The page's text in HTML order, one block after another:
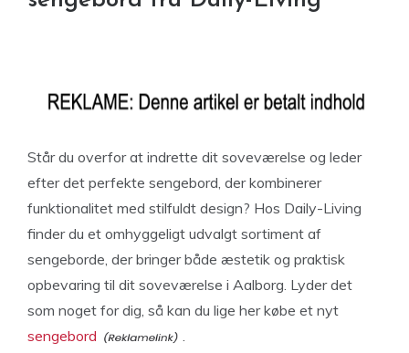
Står du overfor at indrette dit soveværelse og leder
efter det perfekte sengebord, der kombinerer
funktionalitet med stilfuldt design? Hos Daily-Living
finder du et omhyggeligt udvalgt sortiment af
sengeborde, der bringer både æstetik og praktisk
opbevaring til dit soveværelse i Aalborg. Lyder det
som noget for dig, så kan du lige her købe et nyt
sengebord
.